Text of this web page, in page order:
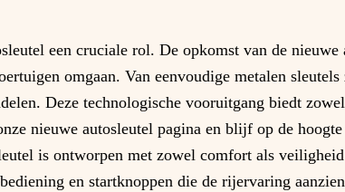
een cruciale rol. De opkomst van de nieuwe
omgaan. Van eenvoudige metalen
Deze technologische vooruitgang biedt
nieuwe autosleutel pagina en blijf op de
is ontworpen met zowel comfort als
en startknoppen die de rijervaring